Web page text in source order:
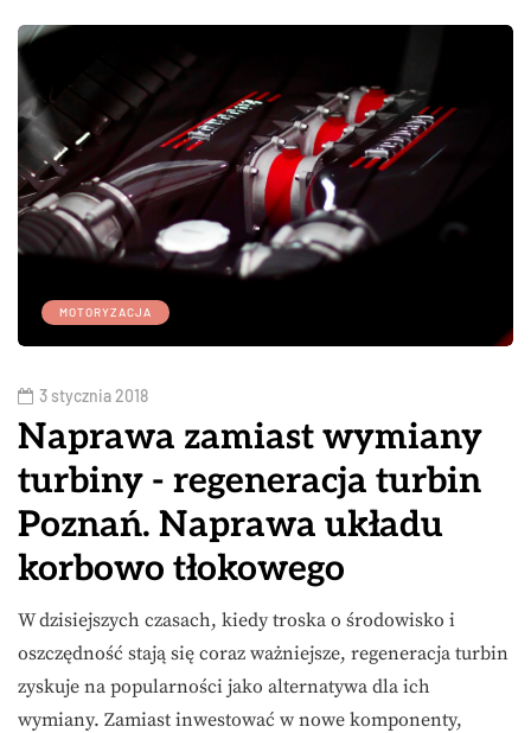
MOTORYZACJA
3 stycznia 2018
Naprawa zamiast wymiany
turbiny - regeneracja turbin
Poznań. Naprawa układu
korbowo tłokowego
W dzisiejszych czasach, kiedy troska o środowisko i
oszczędność stają się coraz ważniejsze, regeneracja turbin
zyskuje na popularności jako alternatywa dla ich
wymiany. Zamiast inwestować w nowe komponenty,